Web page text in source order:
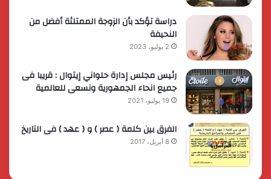
دراسة تؤكد بأن الزوجة الممتلئة أفضل من
النحيفة
2 يوليو، 2023
رئيس مجلس إدارة حلواني إيتوال : قريبا فى
جميع انحاء الجمهورية ونسعى للعالمية
19 يوليو، 2021
الفرق بين كلمة ( عصر ) و ( عهد ) فى التاريخ
8 أبريل، 2017